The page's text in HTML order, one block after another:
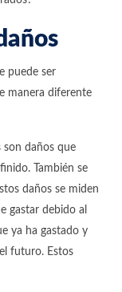
puede ser
manera diferente
son daños que
También se
daños se miden
gastar debido al
ya ha gastado y
futuro. Estos